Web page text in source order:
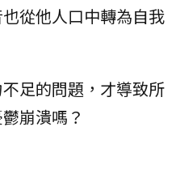
從他人口中轉為自我
足的問題，才導致所
崩潰嗎？